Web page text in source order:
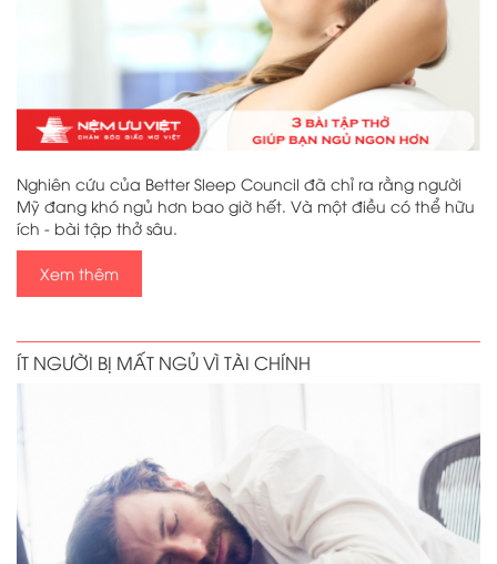
Nghiên cứu của Better Sleep Council đã chỉ ra rằng người
Mỹ đang khó ngủ hơn bao giờ hết. Và một điều có thể hữu
ích - bài tập thở sâu.
Xem thêm
ÍT NGƯỜI BỊ MẤT NGỦ VÌ TÀI CHÍNH